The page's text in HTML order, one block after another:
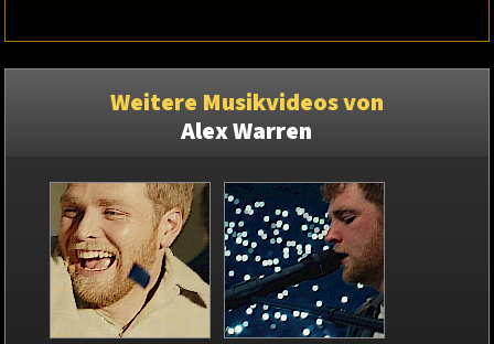
Weitere Musikvideos von
Alex Warren